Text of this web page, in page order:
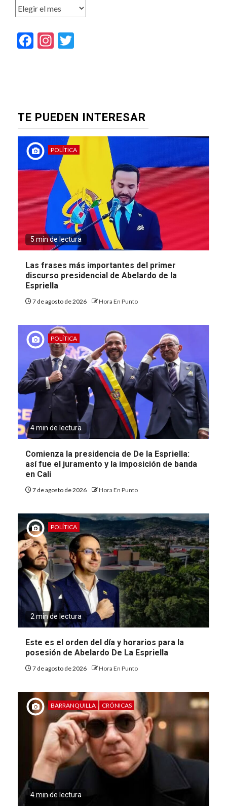
Archivos
Facebook
Instagram
TE PUEDEN INTERESAR
POLÍTICA
5 min de lectura
Las frases más importantes del primer
discurso presidencial de Abelardo de la
Espriella
7 de agosto de 2026 Hora En Punto
POLÍTICA
4 min de lectura
Comienza la presidencia de De la Espriella:
así fue el juramento y la imposición de banda
en Cali
7 de agosto de 2026 Hora En Punto
POLÍTICA
2 min de lectura
Este es el orden del día y horarios para la
posesión de Abelardo De La Espriella
7 de agosto de 2026 Hora En Punto
BARRANQUILLA CRÓNICAS
4 min de lectura